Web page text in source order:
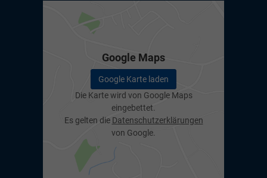
Google Maps
Google Karte laden
Die Karte wird von Google Maps
eingebettet.
Es gelten die Datenschutzerklärungen
von Google.